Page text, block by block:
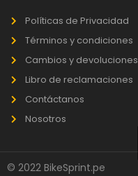
Políticas de Privacidad
Términos y condiciones
Cambios y devoluciones
Libro de reclamaciones
Contáctanos
Nosotros
© 2022 BikeSprint.pe